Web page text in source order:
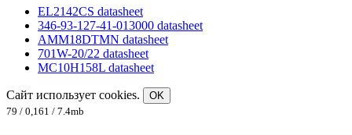
EL2142CS datasheet
346-93-127-41-013000 datasheet
AMM18DTMN datasheet
701W-20/22 datasheet
MC10H158L datasheet
Сайт использует cookies.
OK
79 / 0,161 / 7.4mb